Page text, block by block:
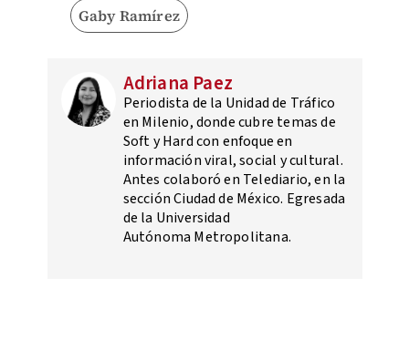
Gaby Ramírez
Adriana Paez
Periodista de la Unidad de Tráfico
en Milenio, donde cubre temas de
Soft y Hard con enfoque en
información viral, social y cultural.
Antes colaboró en Telediario, en la
sección Ciudad de México. Egresada
de la Universidad
Autónoma Metropolitana.